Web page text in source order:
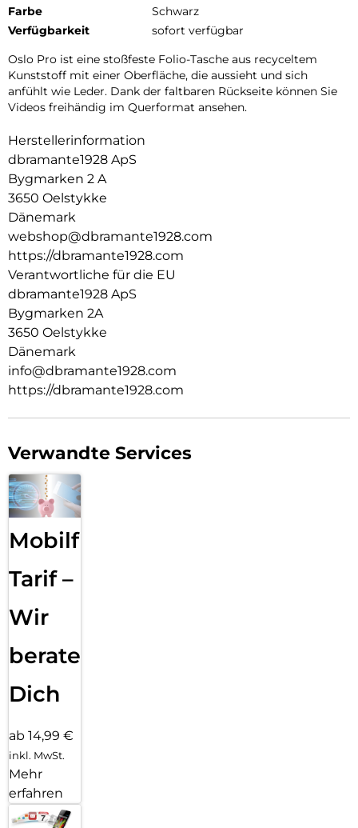
Farbe
Schwarz
Verfügbarkeit
sofort verfügbar
Oslo Pro ist eine stoßfeste Folio-Tasche aus recyceltem
Kunststoff mit einer Oberfläche, die aussieht und sich
anfühlt wie Leder. Dank der faltbaren Rückseite können Sie
Videos freihändig im Querformat ansehen.
Herstellerinformation
dbramante1928 ApS
Bygmarken 2 A
3650 Oelstykke
Dänemark
webshop@dbramante1928.com
https://dbramante1928.com
Verantwortliche für die EU
dbramante1928 ApS
Bygmarken 2A
3650 Oelstykke
Dänemark
info@dbramante1928.com
https://dbramante1928.com
Verwandte Services
Mobilfunk
Tarif –
Wir
beraten
Dich
ab 14,99 €
inkl. MwSt.
Mehr
erfahren